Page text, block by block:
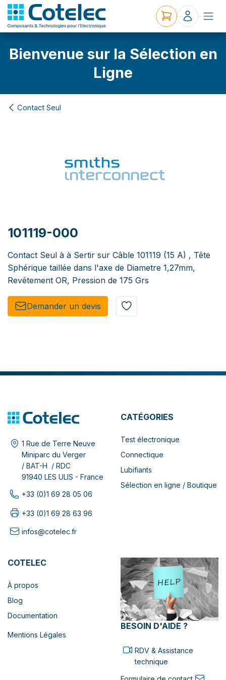
Bienvenue sur la Sélection en
Ligne
Contact Seul
101119-000
Contact Seul à à Sertir sur Câble 101119 (15 A) , Tête
Sphérique taillée dans l'axe de Diametre 1,27mm,
Revêtement OR, Pression de 175 Grs
Demander un de​​vis​​
1 Rue de Terre Neuve
Miniparc du Verger
/ BAT-H / RDC
91940 LES ULIS - France
+33 (0)1 69 28 05 06
+33 (0)1 69 28 63 96
infos@cotelec.fr
CATÉGORIES
Test électronique
Connectique
Lubifiants
Sélection en ligne / Boutique
COTELEC
À propos
Blog
Documentation
Mentions Légales
BESOIN D'AIDE ?
RDV & Assistance
technique